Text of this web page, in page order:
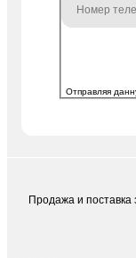
Отправляя
Продажа и